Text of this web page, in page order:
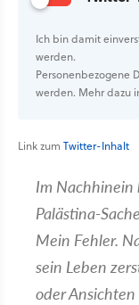
Ich bin damit
werden.
Personenbezogene
werden. Mehr dazu
Link zum Twitter-Inhalt
Im
Palästina-
Mein Fehler.
sein Leben
oder